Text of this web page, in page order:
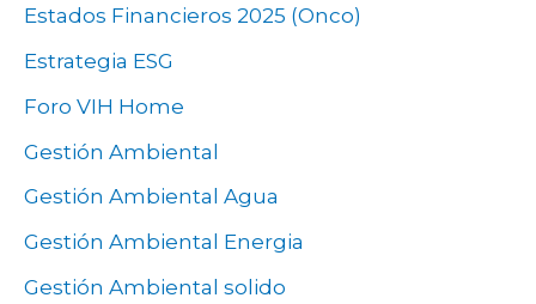
Estados Financieros 2025 (Onco)
Estrategia ESG
Foro VIH Home
Gestión Ambiental
Gestión Ambiental Agua
Gestión Ambiental Energia
Gestión Ambiental solido